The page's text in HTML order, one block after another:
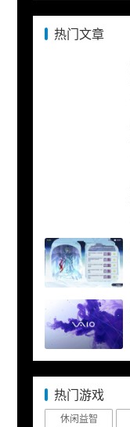
热门文章
热门游戏
休闲益智